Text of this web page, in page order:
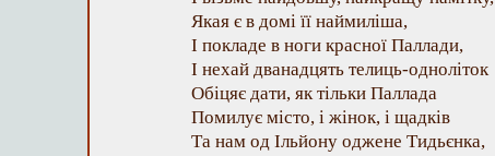
Якая є в домі її наймиліша,
І покладе в ноги красної Паллади,
І нехай дванадцять телиць-одноліток
Обіцяє дати, як тільки Паллада
Помилує місто, і жінок, і щадків
Та нам од Ільйону оджене Тидьєнка,